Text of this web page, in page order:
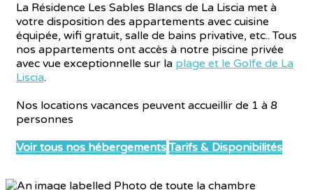
La Résidence Les Sables Blancs de La Liscia met à
votre disposition des appartements avec cuisine
équipée, wifi gratuit, salle de bains privative, etc.. Tous
nos appartements ont accès à notre piscine privée
avec vue exceptionnelle sur la plage et le Golfe de La
Liscia.
Nos locations vacances peuvent accueillir de 1 à 8
personnes
Voir tous nos hébergements Tarifs & Disponibilités